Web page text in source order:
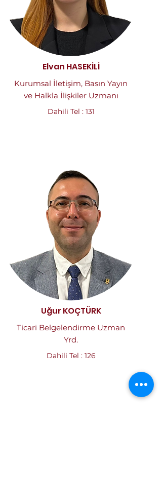
Elvan HASEKİLİ
Kurumsal İletişim, Basın Yayın
ve Halkla İlişkiler Uzmanı
Dahili Tel : 131
Uğur KOÇTÜRK
Ticari Belgelendirme Uzman
Yrd.
Dahili Tel : 126